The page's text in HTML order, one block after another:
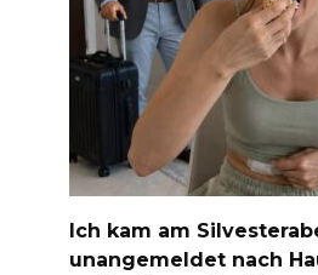
Ich kam am
unangemeldet nach